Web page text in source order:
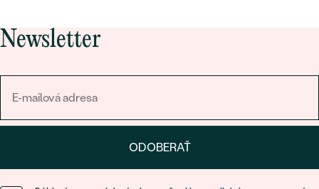
Newsletter
ODOBERAŤ